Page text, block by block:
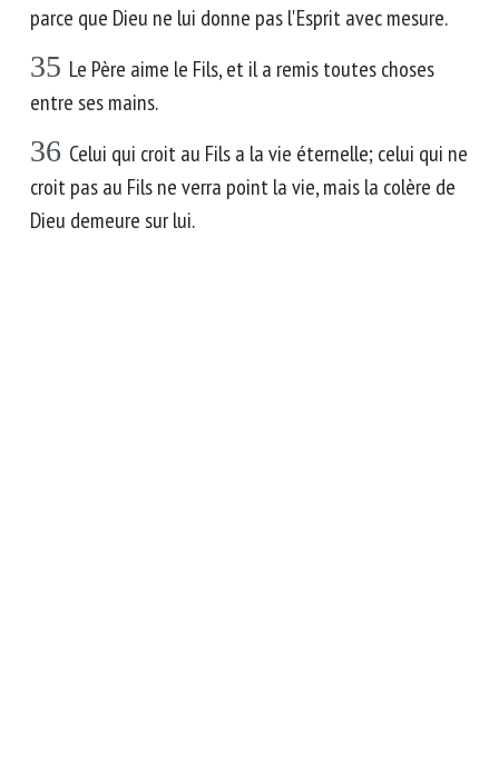
parce que Dieu ne lui donne pas l'Esprit avec mesure.
35 Le Père aime le Fils, et il a remis toutes choses
entre ses mains.
36 Celui qui croit au Fils a la vie éternelle; celui qui ne
croit pas au Fils ne verra point la vie, mais la colère de
Dieu demeure sur lui.